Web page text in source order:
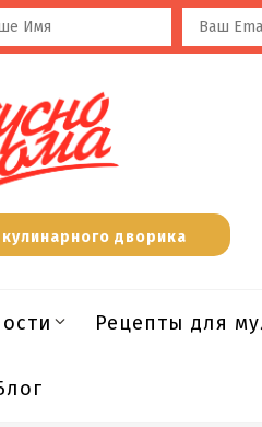
дворика
Рецепты для